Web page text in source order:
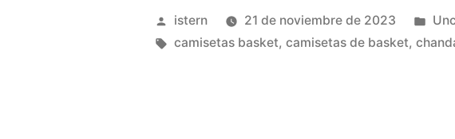
camiseta
nba»
Publicado
por
istern 21 de noviembre de 2023
en
Etiquetas:
camisetas basket,camisetas de basket,